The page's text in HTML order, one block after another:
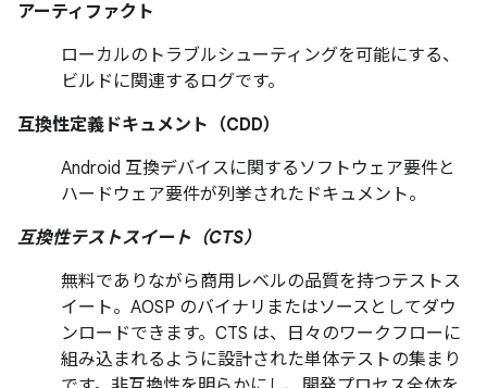
アーティファクト
ローカルのトラブルシューティングを可能にする、
ビルドに関連するログです。
互換性定義ドキュメント（CDD）
Android 互換デバイスに関するソフトウェア要件と
ハードウェア要件が列挙されたドキュメント。
互換性テストスイート（CTS）
無料でありながら商用レベルの品質を持つテストス
イート。AOSP のバイナリまたはソースとしてダウ
ンロードできます。CTS は、日々のワークフローに
組み込まれるように設計された単体テストの集まり